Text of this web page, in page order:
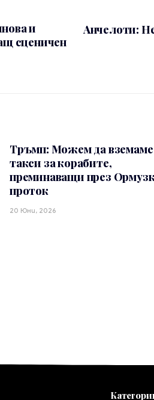
и
сценичен
Анчелоти:
Тръмп: Можем да вземаме
такси за корабите,
преминаващи през
проток
20 Юни, 2026